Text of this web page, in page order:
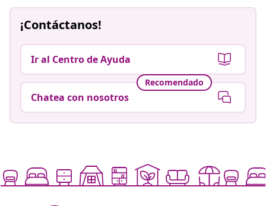
¡Contáctanos!
Ir al Centro de Ayuda
Recomendado
Chatea con nosotros